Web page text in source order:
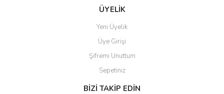
Gönder
ÜYELİK
Yeni Üyelik
Üye Girişi
Şifremi Unuttum
Sepetiniz
BİZİ TAKİP EDİN